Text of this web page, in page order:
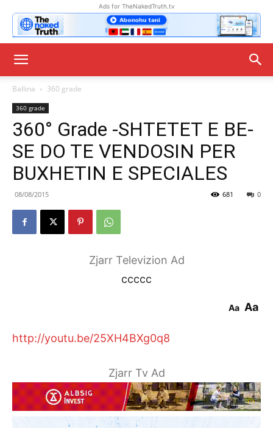
Ads for TheNakedTruth.tv
Ballina 360 grade
360 grade
360° Grade -SHTETET E BE-
SE DO TE VENDOSIN PER
BUXHETIN E SPECIALES
08/08/2015 0
681
Zjarr Televizion Ad
ccccc
Aa Aa
http://youtu.be/25XH4BXg0q8
Zjarr Tv Ad